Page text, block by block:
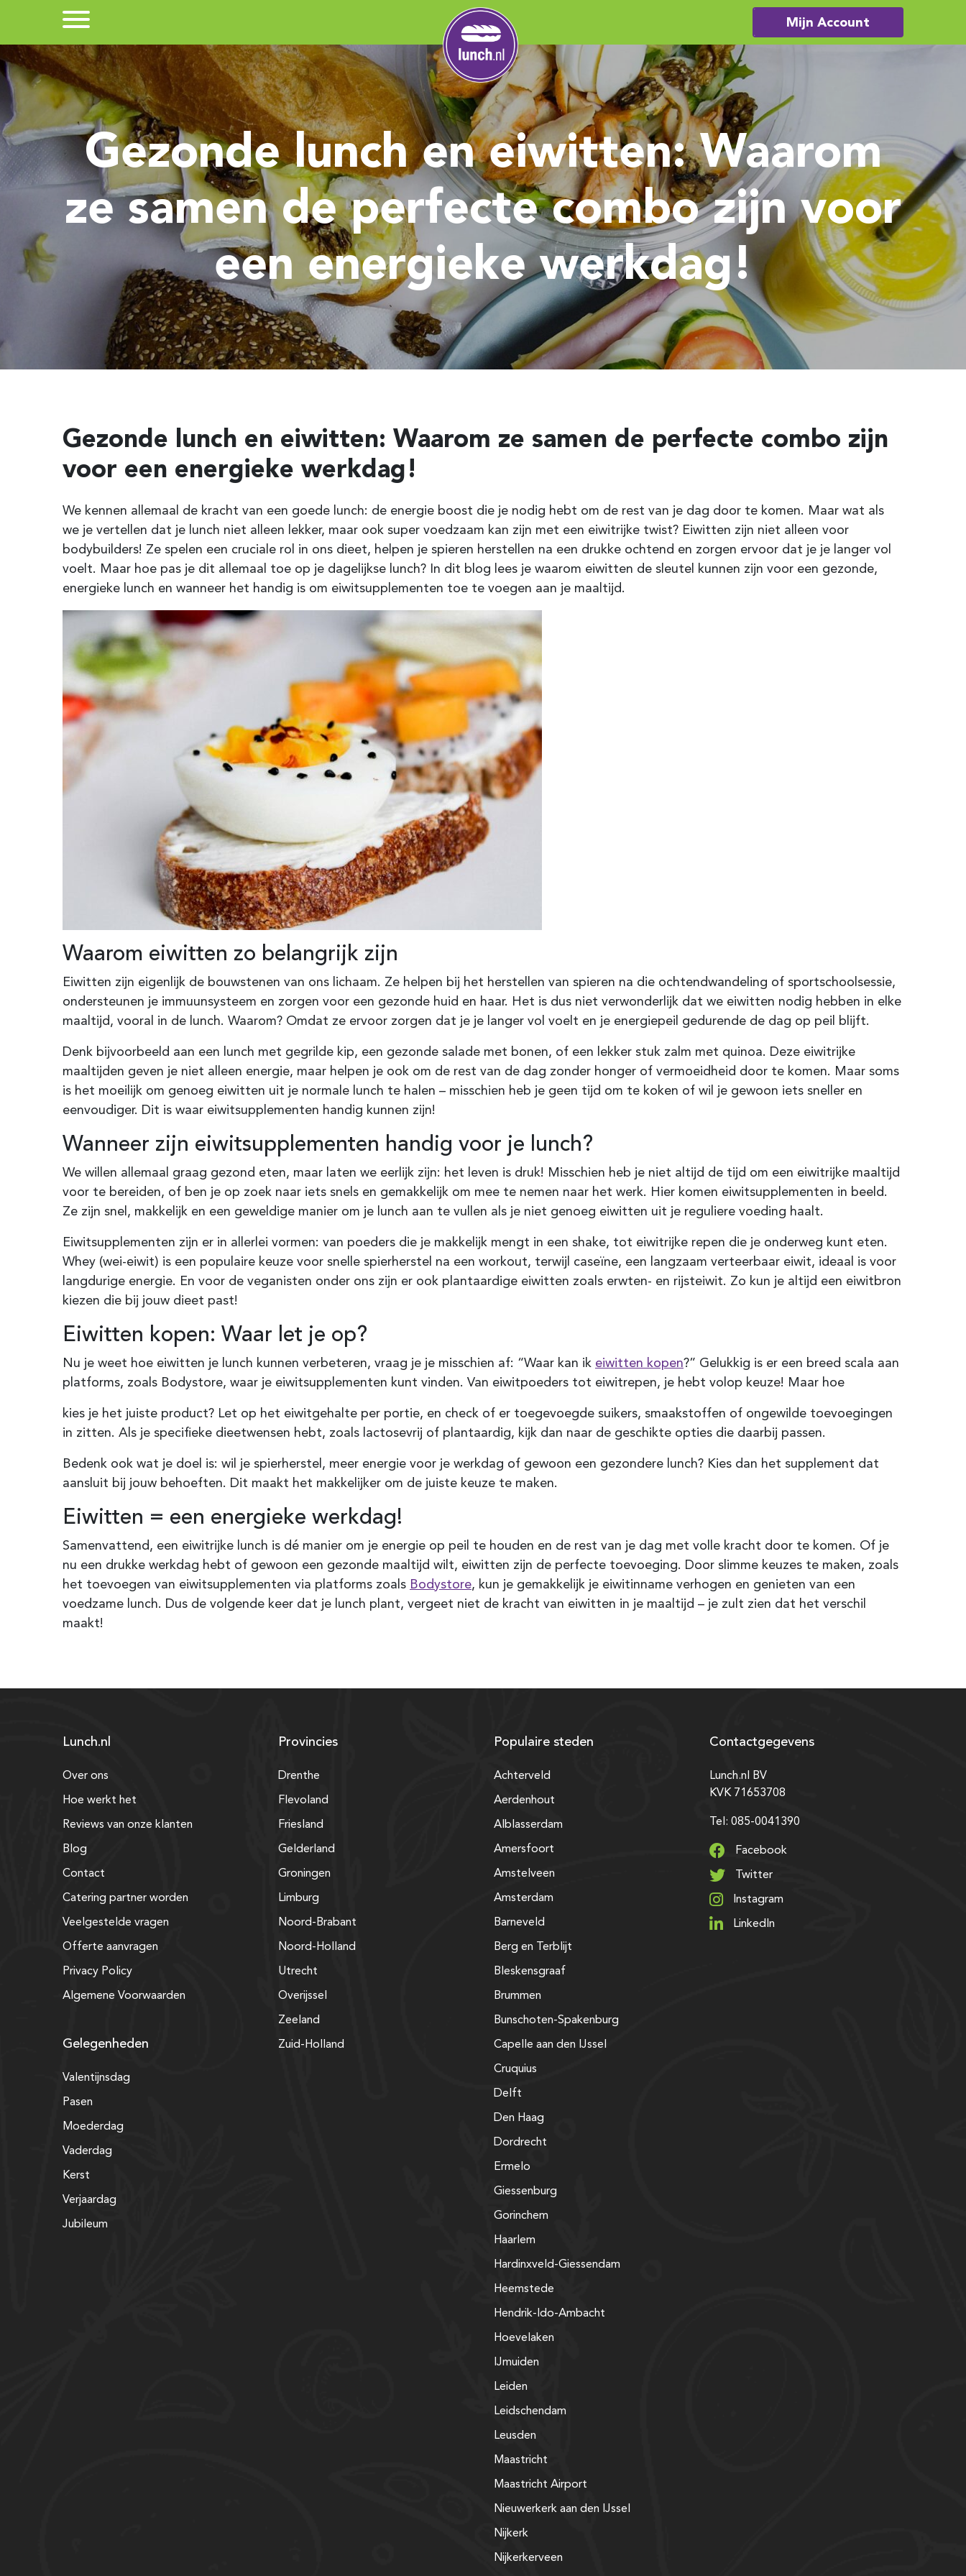
Mijn Account
Gezonde lunch en eiwitten: Waarom
ze samen de perfecte combo zijn voor
een energieke werkdag!
Gezonde lunch en eiwitten: Waarom ze samen de perfecte combo zijn
voor een energieke werkdag!
We kennen allemaal de kracht van een goede lunch: de energie boost die je nodig hebt om de rest van je dag door te komen. Maar wat als
we je vertellen dat je lunch niet alleen lekker, maar ook super voedzaam kan zijn met een eiwitrijke twist? Eiwitten zijn niet alleen voor
bodybuilders! Ze spelen een cruciale rol in ons dieet, helpen je spieren herstellen na een drukke ochtend en zorgen ervoor dat je je langer vol
voelt. Maar hoe pas je dit allemaal toe op je dagelijkse lunch? In dit blog lees je waarom eiwitten de sleutel kunnen zijn voor een gezonde,
energieke lunch en wanneer het handig is om eiwitsupplementen toe te voegen aan je maaltijd.
Waarom eiwitten zo belangrijk zijn
Eiwitten zijn eigenlijk de bouwstenen van ons lichaam. Ze helpen bij het herstellen van spieren na die ochtendwandeling of sportschoolsessie,
ondersteunen je immuunsysteem en zorgen voor een gezonde huid en haar. Het is dus niet verwonderlijk dat we eiwitten nodig hebben in elke
maaltijd, vooral in de lunch. Waarom? Omdat ze ervoor zorgen dat je je langer vol voelt en je energiepeil gedurende de dag op peil blijft.
Denk bijvoorbeeld aan een lunch met gegrilde kip, een gezonde salade met bonen, of een lekker stuk zalm met quinoa. Deze eiwitrijke
maaltijden geven je niet alleen energie, maar helpen je ook om de rest van de dag zonder honger of vermoeidheid door te komen. Maar soms
is het moeilijk om genoeg eiwitten uit je normale lunch te halen – misschien heb je geen tijd om te koken of wil je gewoon iets sneller en
eenvoudiger. Dit is waar eiwitsupplementen handig kunnen zijn!
Wanneer zijn eiwitsupplementen handig voor je lunch?
We willen allemaal graag gezond eten, maar laten we eerlijk zijn: het leven is druk! Misschien heb je niet altijd de tijd om een eiwitrijke maaltijd
voor te bereiden, of ben je op zoek naar iets snels en gemakkelijk om mee te nemen naar het werk. Hier komen eiwitsupplementen in beeld.
Ze zijn snel, makkelijk en een geweldige manier om je lunch aan te vullen als je niet genoeg eiwitten uit je reguliere voeding haalt.
Eiwitsupplementen zijn er in allerlei vormen: van poeders die je makkelijk mengt in een shake, tot eiwitrijke repen die je onderweg kunt eten.
Whey (wei-eiwit) is een populaire keuze voor snelle spierherstel na een workout, terwijl caseïne, een langzaam verteerbaar eiwit, ideaal is voor
langdurige energie. En voor de veganisten onder ons zijn er ook plantaardige eiwitten zoals erwten- en rijsteiwit. Zo kun je altijd een eiwitbron
kiezen die bij jouw dieet past!
Eiwitten kopen: Waar let je op?
Nu je weet hoe eiwitten je lunch kunnen verbeteren, vraag je je misschien af: “Waar kan ik eiwitten kopen?” Gelukkig is er een breed scala aan
platforms, zoals Bodystore, waar je eiwitsupplementen kunt vinden. Van eiwitpoeders tot eiwitrepen, je hebt volop keuze! Maar hoe
kies je het juiste product? Let op het eiwitgehalte per portie, en check of er toegevoegde suikers, smaakstoffen of ongewilde toevoegingen
in zitten. Als je specifieke dieetwensen hebt, zoals lactosevrij of plantaardig, kijk dan naar de geschikte opties die daarbij passen.
Bedenk ook wat je doel is: wil je spierherstel, meer energie voor je werkdag of gewoon een gezondere lunch? Kies dan het supplement dat
aansluit bij jouw behoeften. Dit maakt het makkelijker om de juiste keuze te maken.
Eiwitten = een energieke werkdag!
Samenvattend, een eiwitrijke lunch is dé manier om je energie op peil te houden en de rest van je dag met volle kracht door te komen. Of je
nu een drukke werkdag hebt of gewoon een gezonde maaltijd wilt, eiwitten zijn de perfecte toevoeging. Door slimme keuzes te maken, zoals
het toevoegen van eiwitsupplementen via platforms zoals Bodystore, kun je gemakkelijk je eiwitinname verhogen en genieten van een
voedzame lunch. Dus de volgende keer dat je lunch plant, vergeet niet de kracht van eiwitten in je maaltijd – je zult zien dat het verschil
maakt!
Lunch.nl
Over ons
Hoe werkt het
Reviews van onze klanten
Blog
Contact
Catering partner worden
Veelgestelde vragen
Offerte aanvragen
Privacy Policy
Algemene Voorwaarden
Gelegenheden
Valentijnsdag
Pasen
Moederdag
Vaderdag
Kerst
Verjaardag
Jubileum
Provincies
Drenthe
Flevoland
Friesland
Gelderland
Groningen
Limburg
Noord-Brabant
Noord-Holland
Utrecht
Overijssel
Zeeland
Zuid-Holland
Populaire steden
Achterveld
Aerdenhout
Alblasserdam
Amersfoort
Amstelveen
Amsterdam
Barneveld
Berg en Terblijt
Bleskensgraaf
Brummen
Bunschoten-Spakenburg
Capelle aan den IJssel
Cruquius
Delft
Den Haag
Dordrecht
Ermelo
Giessenburg
Gorinchem
Haarlem
Hardinxveld-Giessendam
Heemstede
Hendrik-Ido-Ambacht
Hoevelaken
IJmuiden
Leiden
Leidschendam
Leusden
Maastricht
Maastricht Airport
Nieuwerkerk aan den IJssel
Nijkerk
Nijkerkerveen
Contactgegevens
Lunch.nl BV
KVK 71653708
Tel: 085-0041390
Facebook
Twitter
Instagram
LinkedIn